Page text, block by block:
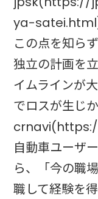
ya-
この点を知ら
独立の計画を
イムラインが
でロスが生じ
自動車ユーザ
ら、「今の職
職して経験を